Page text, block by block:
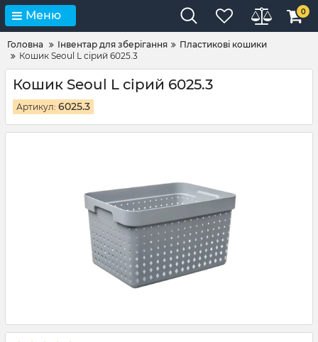
Меню 0
Головна Інвентар для зберігання
Пластикові кошики
Кошик Seoul L сірий 6025.3
Кошик Seoul L сірий 6025.3
Артикул: 6025.3